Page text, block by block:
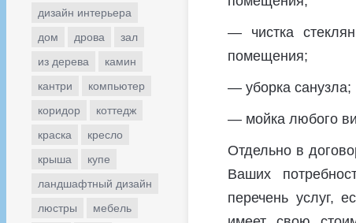
дизайн интерьера
дом
дрова
зал
из дерева
камин
кантри
компьютер
коридор
коттедж
краска
кресло
крыша
купе
ландшафтный дизайн
люстры
мебель
— чистка
помещения;
— уборка санузла;
— мойка любого
Отдельно в
Ваших
перечень услуг,